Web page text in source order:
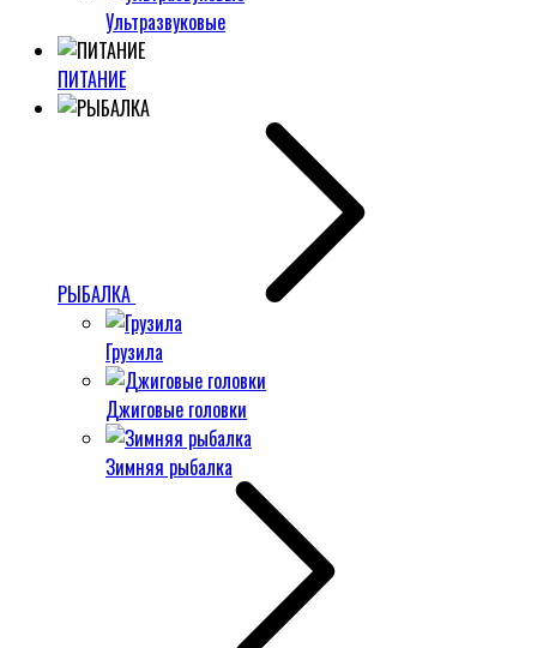
Ультразвуковые
ПИТАНИЕ
РЫБАЛКА
Грузила
Джиговые головки
Зимняя рыбалка